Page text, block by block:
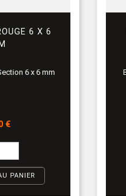
6 X 6
6 x 6 mm
€
PANIER